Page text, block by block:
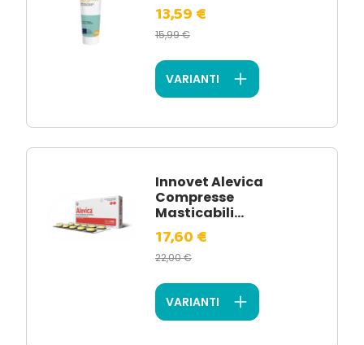
13,59 €
15,99 €
VARIANTI
Innovet Alevica
Compresse
Masticabili...
17,60 €
22,00 €
VARIANTI